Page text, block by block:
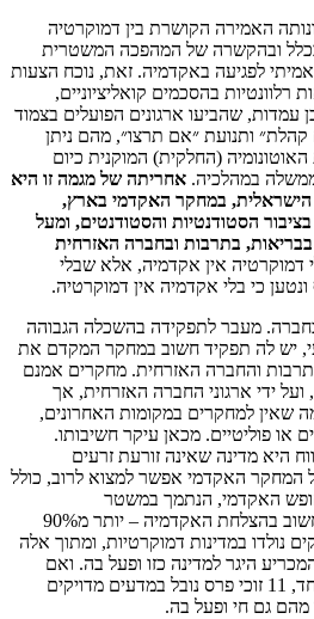
האמירה הקושרת בין דמוקרטיה
ובהקשרה של המהפכה המשטרית
לפגיעה באקדמיה. זאת, נוכח הצעות
בהסכמים קואליציוניים,
שהביעו ארגונים הפועלים בצמוד
קהלת״ ותנועת ״אם תרצו״, מהם ניתן
(החלקית) המוקנית כיום
במהלכיה. אחריתה של מגמה זו היא
במחקר האקדמי בארץ,
הסטודנטיות והסטודנטים, ומעל
בתרבות ובחברה האזרחית
דמוקרטיה אין אקדמיה, אלא שבלי
ונטען כי בלי אקדמיה אין דמוקרטיה.
מעבר לתפקידה בהשכלה הגבוהה
יש לה תפקיד חשוב במחקר המקדם את
והחברה האזרחית. מחקרים אמנם
ידי ארגוני החברה האזרחית, אך
שאין למחקרים במקומות האחרונים,
או פוליטיים. מכאן עיקר חשיבותו.
היא מדינה שאינה זורעת זרעים
המחקר האקדמי אפשר למצוא לרוב, כולל
האקדמי, הנתמך במשטר
דמוקרטי-ליברלי, הוא מרכיב חשוב בהצלחת האקדמיה – יותר מ90%
נולדו במדינות דמוקרטיות, ומתוך אלה
היגר למדינה כזו ופעל בה. ואם
להפנות לדוגמא רלוונטית במיוחד, 11 זוכי פרס נובל במדעים מדויקים
מהם גם חי ופעל בה.